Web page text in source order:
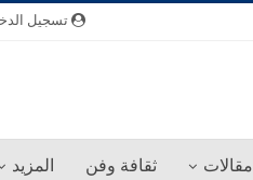
تسجيل
مقالات ثقافة وفن المزيد